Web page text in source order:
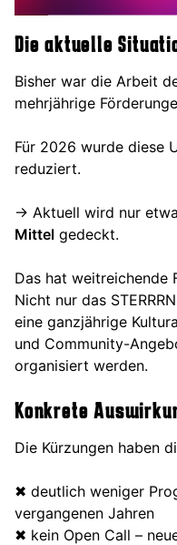
Die aktuelle
Bisher war die Arbeit
mehrjährige
Für 2026 wurde diese
reduziert.
→ Aktuell wird nur etwa
Mittel gedeckt.
Das hat weitreichende
Nicht nur das
eine ganzjährige
und Community-
organisiert werden.
Konkrete
Die Kürzungen haben
✖ deutlich weniger
vergangenen Jahren
✖ kein Open Call –